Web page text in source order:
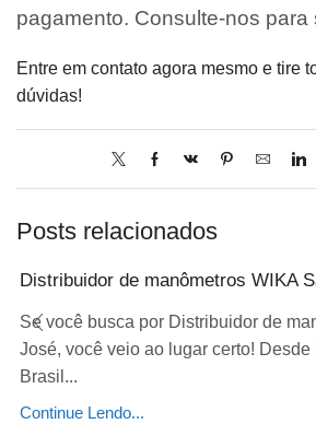
pagamento. Consulte-nos para
Entre em contato agora mesmo e tire
dúvidas!
Posts relacionados
Distribuidor de manômetros WIKA
Se você busca por Distribuidor de
José, você veio ao lugar certo! Desde
Brasil...
Continue Lendo...